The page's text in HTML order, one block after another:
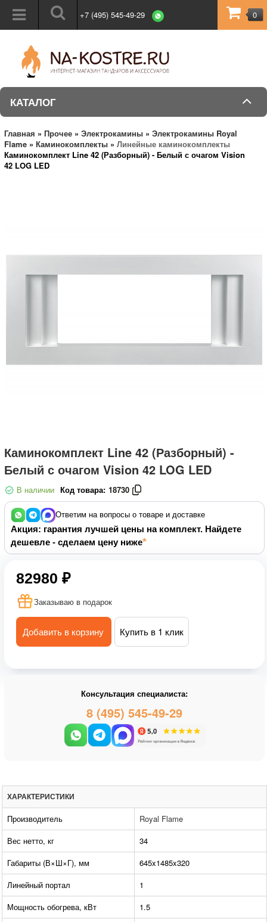
+7 (495) 545-49-29 0
КАТАЛОГ
Главная » Прочее » Электрокамины » Электрокамины Royal
Flame » Каминокомплекты » Линейные каминокомплекты
Каминокомплект Line 42 (Разборный) - Белый с очагом Vision
42 LOG LED
Каминокомплект Line 42 (Разборный) -
Белый с очагом Vision 42 LOG LED
В наличии Код товара: 18730
Ответим на вопросы о товаре и доставке
Акция: гарантия лучшей цены на комплект. Найдете
дешевле - сделаем цену ниже
82980 ₽
Заказываю в подарок
Добавить в корзину Купить в 1 клик
Консультация специалиста:
8 (495) 545-49-29
ХАРАКТЕРИСТИКИ
Производитель
Royal Flame
Вес нетто, кг
34
Габариты (В×Ш×Г), мм
645x1485x320
Линейный портал
1
Мощность обогрева, кВт
1.5